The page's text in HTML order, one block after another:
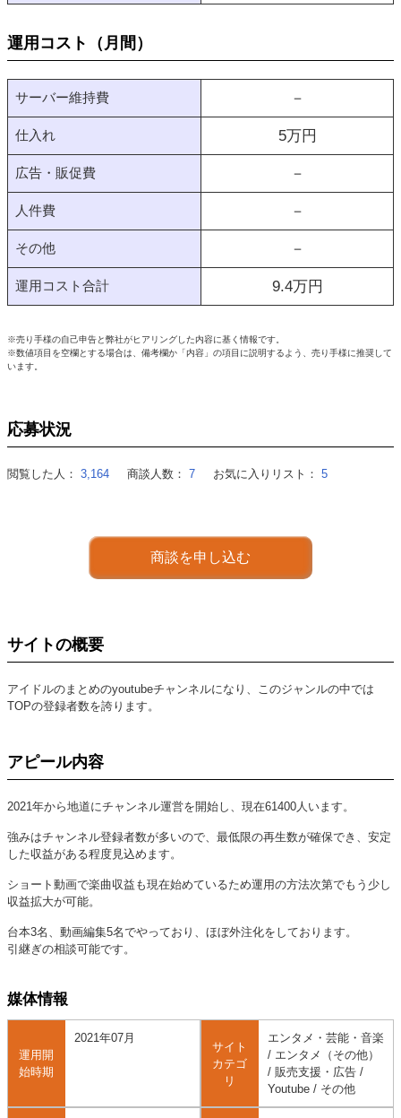
運用コスト（月間）
サーバー維持費 －
仕入れ 5万円
広告・販促費 －
人件費 －
その他 －
運用コスト合計 9.4万円
※売り手様の自己申告と弊社がヒアリングした内容に基く情報です。
※数値項目を空欄とする場合は、備考欄か「内容」の項目に説明するよう、売り手様に推奨して
います。
応募状況
閲覧した人： 3,164 商談人数： 7 お気に入りリスト： 5
商談を申し込む
サイトの概要
アイドルのまとめのyoutubeチャンネルになり、このジャンルの中では
TOPの登録者数を誇ります。
アピール内容
2021年から地道にチャンネル運営を開始し、現在61400人います。
強みはチャンネル登録者数が多いので、最低限の再生数が確保でき、安定
した収益がある程度見込めます。
ショート動画で楽曲収益も現在始めているため運用の方法次第でもう少し
収益拡大が可能。
台本3名、動画編集5名でやっており、ほぼ外注化をしております。
引継ぎの相談可能です。
媒体情報
運用開
始時期
2021年07月
サイト
カテゴ
リ
エンタメ・芸能・音楽
/ エンタメ（その他）
/ 販売支援・広告 /
Youtube / その他